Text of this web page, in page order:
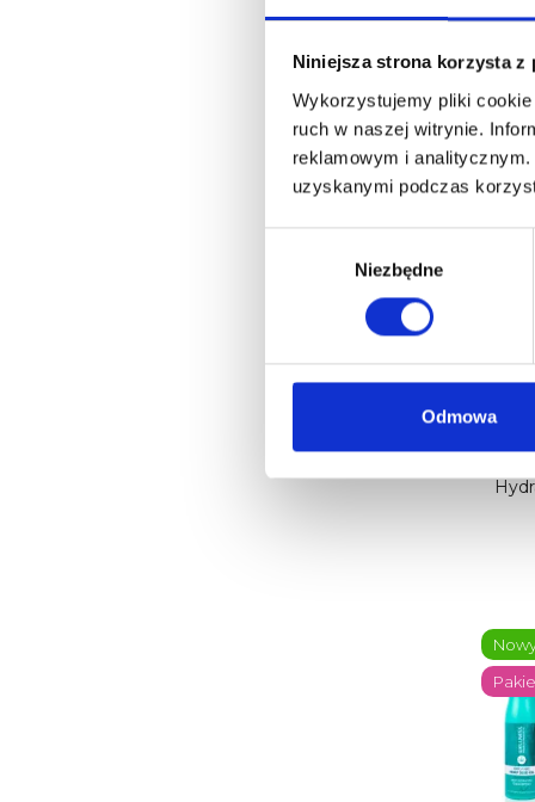
Niniejsza strona korzysta z
Wykorzystujemy pliki
ruch w naszej witrynie.
reklamowym i
uzyskanymi podczas
Niezbędne
Odmowa